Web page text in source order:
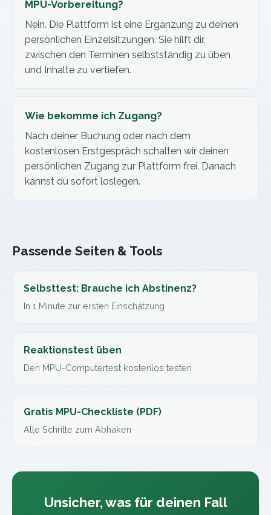
MPU-Vorbereitung?
Nein. Die Plattform ist eine Ergänzung zu deinen
persönlichen Einzelsitzungen. Sie hilft dir,
zwischen den Terminen selbstständig zu üben
und Inhalte zu vertiefen.
Wie bekomme ich Zugang?
Nach deiner Buchung oder nach dem
kostenlosen Erstgespräch schalten wir deinen
persönlichen Zugang zur Plattform frei. Danach
kannst du sofort loslegen.
Passende Seiten & Tools
Selbsttest: Brauche ich Abstinenz?
In 1 Minute zur ersten Einschätzung
Reaktionstest üben
Den MPU-Computertest kostenlos testen
Gratis MPU-Checkliste (PDF)
Alle Schritte zum Abhaken
Unsicher, was für deinen Fall